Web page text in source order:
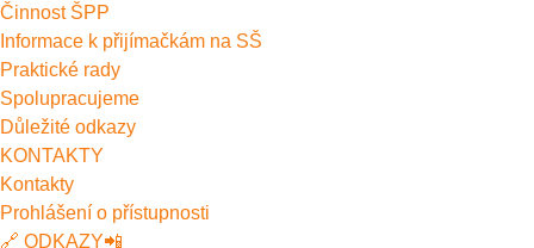
Činnost ŠPP
Informace k přijímačkám na SŠ
Praktické rady
Spolupracujeme
Důležité odkazy
KONTAKTY
Kontakty
Prohlášení o přístupnosti
🔗 ODKAZY📲